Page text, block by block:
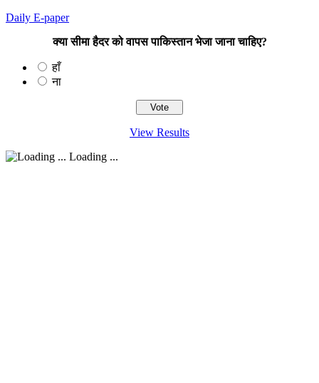
Daily E-paper
क्या सीमा हैदर को वापस पाकिस्तान भेजा जाना चाहिए?
हाँ
ना
View Results
Loading ...